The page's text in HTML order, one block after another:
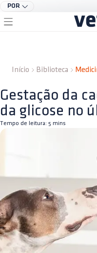
POR
Início Biblioteca
Gestação da
da glicose no
Tempo de leitura: 5 mins